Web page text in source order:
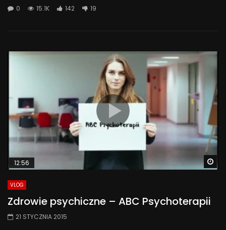
0 15.1K 142 19
12:56
VLOG
Zdrowie psychiczne – ABC Psychoterapii
21 STYCZNIA 2015